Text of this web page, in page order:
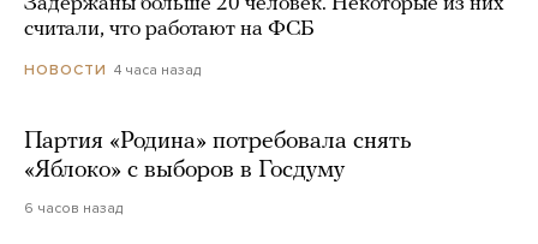
считали, что работают на ФСБ
НОВОСТИ 4 часа назад
Партия «Родина» потребовала снять
«Яблоко» с выборов в Госдуму
6 часов назад